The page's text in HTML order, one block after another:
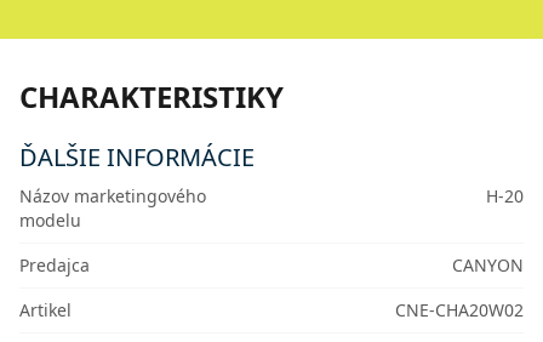
CHARAKTERISTIKY
ĎALŠIE INFORMÁCIE
Názov marketingového
modelu
H-20
Predajca
CANYON
Artikel
CNE-CHA20W02